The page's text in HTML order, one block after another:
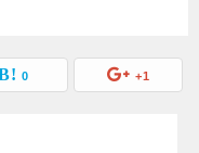
0 +1